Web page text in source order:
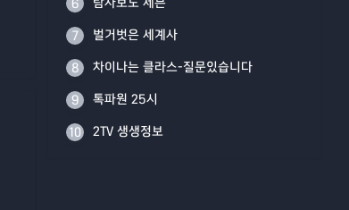
6
7 벌거벗은 세계사
8 차이나는 클라스-질문있습니다
9 톡파원 25시
10 2TV 생생정보